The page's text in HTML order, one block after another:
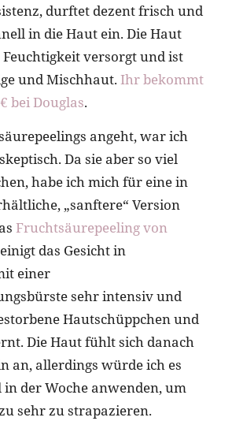
durftet dezent frisch und
in die Haut ein. Die Haut
versorgt und ist
und Mischhaut. Ihr bekommt
bei Douglas.
angeht, war ich
Da sie aber so viel
habe ich mich für eine in
„sanftere“ Version
Fruchtsäurepeeling von
das Gesicht in
einer
sehr intensiv und
Hautschüppchen und
Die Haut fühlt sich danach
an, allerdings würde ich es
der Woche anwenden, um
sehr zu strapazieren.